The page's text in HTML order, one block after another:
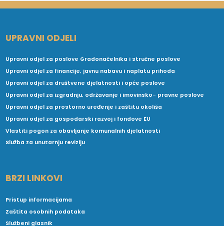
UPRAVNI ODJELI
Upravni odjel za poslove Gradonačelnika i stručne poslove
Upravni odjel za financije, javnu nabavu i naplatu prihoda
Upravni odjel za društvene djelatnosti i opće poslove
Upravni odjel za izgradnju, održavanje i imovinsko- pravne poslove
Upravni odjel za prostorno uređenje i zaštitu okoliša
Upravni odjel za gospodarski razvoj i fondove EU
Vlastiti pogon za obavljanje komunalnih djelatnosti
Služba za unutarnju reviziju
BRZI LINKOVI
Pristup informacijama
Zaštita osobnih podataka
Službeni glasnik